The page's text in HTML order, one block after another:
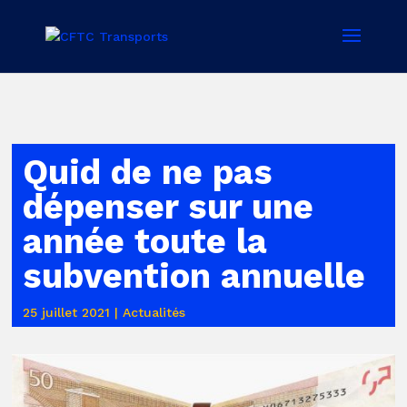
Quid de ne pas
dépenser sur une
année toute la
subvention annuelle
25 juillet 2021 |Actualités